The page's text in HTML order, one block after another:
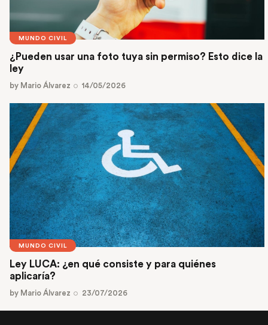
MUNDO CIVIL
¿Pueden usar una foto tuya sin permiso? Esto dice la
ley
by Mario Álvarez 14/05/2026
MUNDO CIVIL
Ley LUCA: ¿en qué consiste y para quiénes
aplicaría?
by Mario Álvarez 23/07/2026